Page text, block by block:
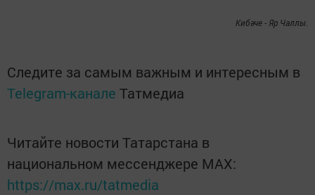
Кибәче - Яр Чаллы.
Следите за самым важным и интересным в
Telegram-канале Татмедиа
Читайте новости Татарстана в
национальном мессенджере MАХ:
https://max.ru/tatmedia